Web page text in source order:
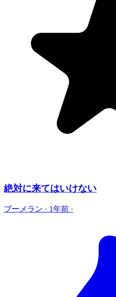
絶対に来てはいけない
ブーメラン · 1年前 ·